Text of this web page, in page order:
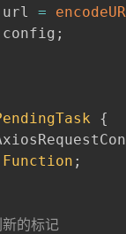
url =
config ;
{
Function ;
的标记